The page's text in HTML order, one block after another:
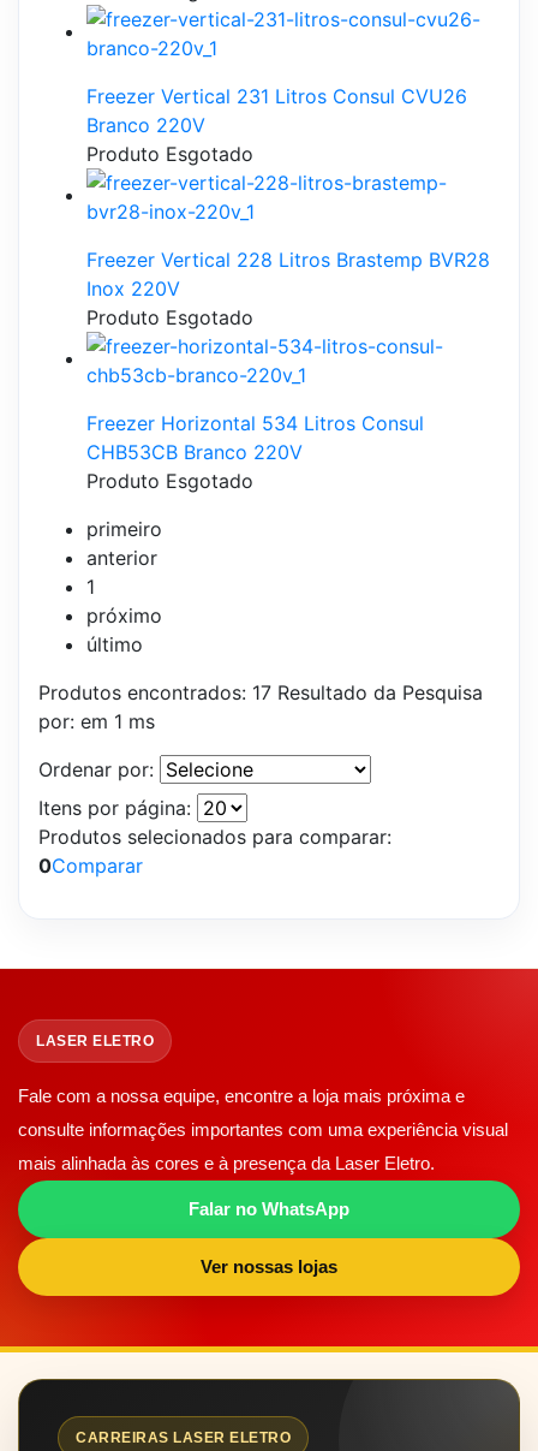
Freezer Vertical 231 Litros Consul CVU26
Branco 220V
Produto Esgotado
Freezer Vertical 228 Litros Brastemp BVR28
Inox 220V
Produto Esgotado
Freezer Horizontal 534 Litros Consul
CHB53CB Branco 220V
Produto Esgotado
primeiro
anterior
1
próximo
último
Produtos encontrados: 17 Resultado da Pesquisa
por: em 1 ms
Ordenar por:
Itens por página:
Produtos selecionados para comparar:
0Comparar
LASER ELETRO
Fale com a nossa equipe, encontre a loja mais próxima e
consulte informações importantes com uma experiência visual
mais alinhada às cores e à presença da Laser Eletro.
Falar no WhatsApp
Ver nossas lojas
CARREIRAS LASER ELETRO